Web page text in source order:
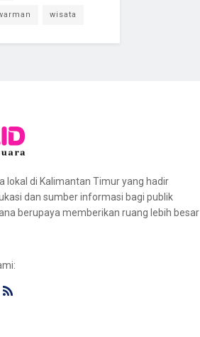
wisata
lokal di Kalimantan Timur yang hadir
dan sumber informasi bagi publik
berupaya memberikan ruang lebih besar